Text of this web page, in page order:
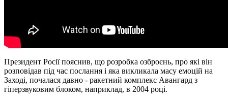
Президент Росії пояснив, що розробка озброєнь, про які він
розповідав під час послання і яка викликала масу емоцій на
Заході, почалася давно - ракетний комплекс Авангард з
гіперзвуковим блоком, наприклад, в 2004 році.